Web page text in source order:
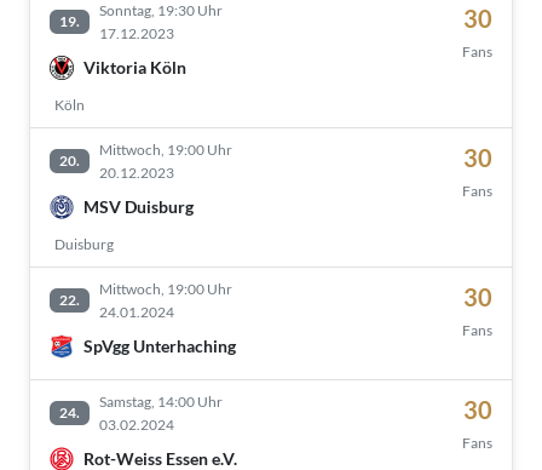
19.
Sonntag, 19:30 Uhr
17.12.2023
Viktoria Köln
Köln
30
Fans
20.
Mittwoch, 19:00 Uhr
20.12.2023
MSV Duisburg
Duisburg
30
Fans
22.
Mittwoch, 19:00 Uhr
24.01.2024
SpVgg Unterhaching
30
Fans
24.
Samstag, 14:00 Uhr
03.02.2024
Rot-Weiss Essen e.V.
30
Fans